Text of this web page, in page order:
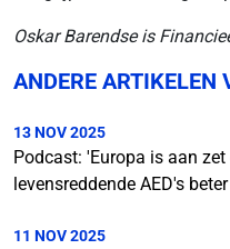
Oskar Barendse is
ANDERE ARTIKELEN
13 NOV 2025
Podcast: 'Europa is aan
levensreddende AED's
11 NOV 2025